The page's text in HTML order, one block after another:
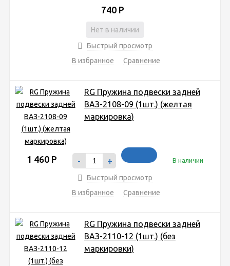
740 Р
Нет в наличии
Быстрый просмотр
В избранное
Сравнение
RG Пружина подвески задней
ВАЗ-2108-09 (1шт.) (желтая
маркировка)
1 460 Р - + В наличии
Быстрый просмотр
В избранное
Сравнение
RG Пружина подвески задней
ВАЗ-2110-12 (1шт.) (без
маркировки)